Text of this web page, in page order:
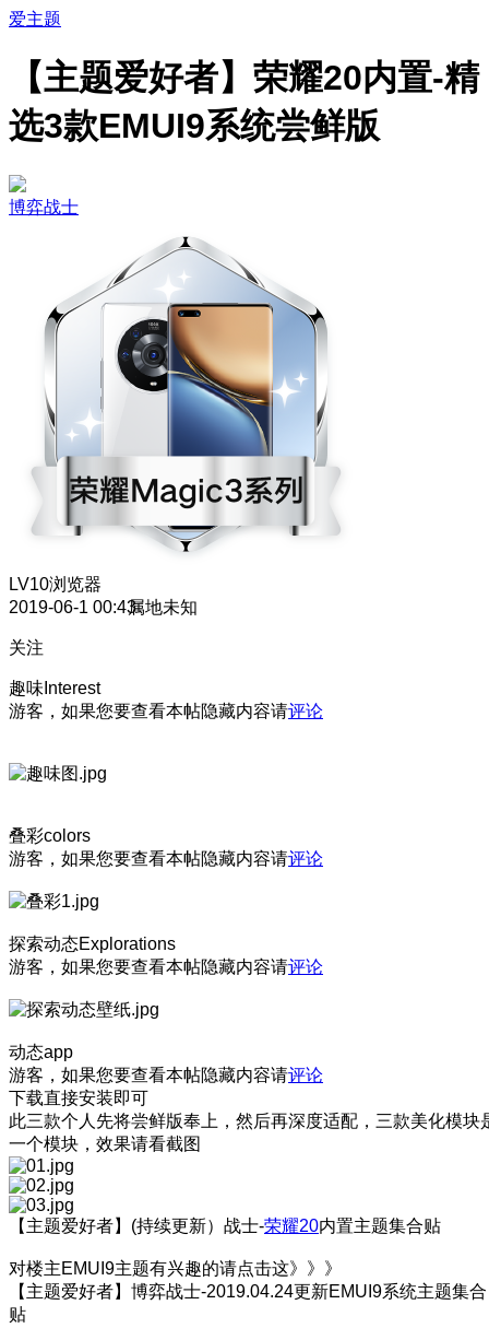
爱主题
【主题爱好者】荣耀20内置-精
选3款EMUI9系统尝鲜版
博弈战士
LV10浏览器
2019-06-1 00:43属地未知
关注
趣味Interest
游客，如果您要查看本帖隐藏内容请评论
叠彩colors
游客，如果您要查看本帖隐藏内容请评论
探索动态Explorations
游客，如果您要查看本帖隐藏内容请评论
动态app
游客，如果您要查看本帖隐藏内容请评论
下载直接安装即可
此三款个人先将尝鲜版奉上，然后再深度适配，三款美化模块
一个模块，效果请看截图
【主题爱好者】(持续更新）战士-荣耀20内置主题集合贴
对楼主EMUI9主题有兴趣的请点击这》》》
【主题爱好者】博弈战士-2019.04.24更新EMUI9系统主题集合
贴